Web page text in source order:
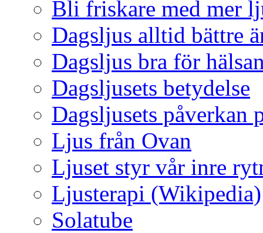
Bli friskare med mer
Dagsljus alltid bättre
Dagsljus bra för
Dagsljusets betydelse
Dagsljusets påverkan
Ljus från Ovan
Ljuset styr vår inre
Ljusterapi (Wikipedia)
Solatube